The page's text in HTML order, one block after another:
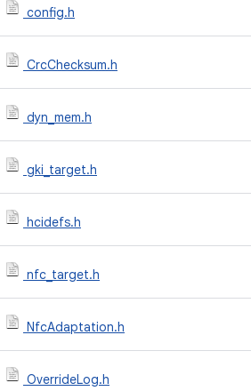
config.h
CrcChecksum.h
dyn_mem.h
gki_target.h
hcidefs.h
nfc_target.h
NfcAdaptation.h
OverrideLog.h